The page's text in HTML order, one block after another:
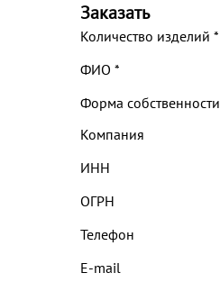
Заказать
Количество изделий *
ФИО *
Форма собственности
Компания
ИНН
ОГРН
Телефон
E-mail